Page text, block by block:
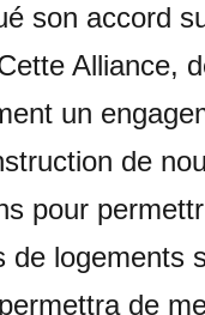
son accord
Alliance,
un
de
pour
de logements
de